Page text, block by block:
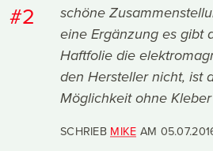
#2
schöne
eine Ergänzung es gibt
Haftfolie die
den Hersteller nicht, ist
Möglichkeit ohne
SCHRIEB MIKE AM